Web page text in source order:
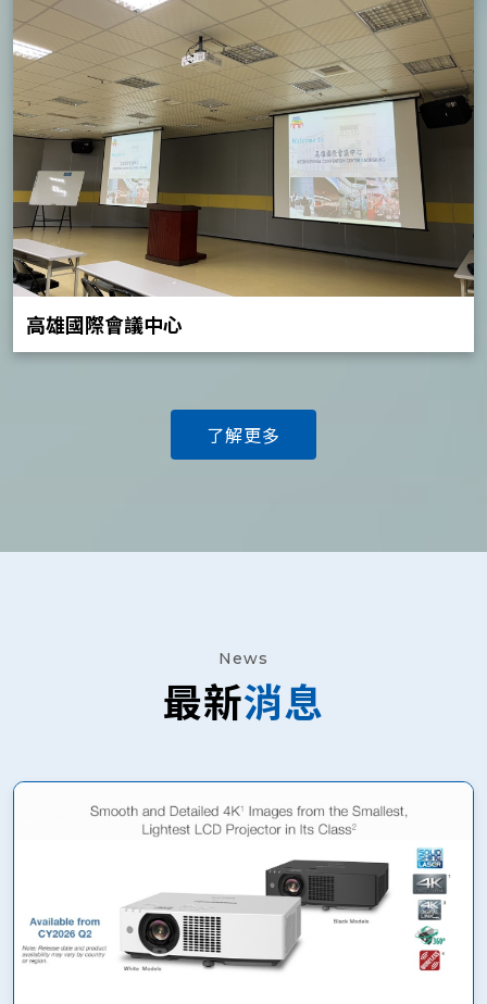
高雄國際會議中心
了解更多
News
最新消息